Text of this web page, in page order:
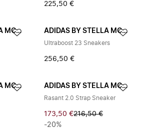
225,50 €
ADIDAS BY STELLA MCCARTNEY ADIDAS BY STELLA MCCARTNEY
Ultraboost 23 Sneakers
256,50 €
ADIDAS BY STELLA MCCARTNEY ADIDAS BY STELLA MCCARTNEY
Rasant 2.0 Strap Sneaker
173,50 €216,50 €
-20%